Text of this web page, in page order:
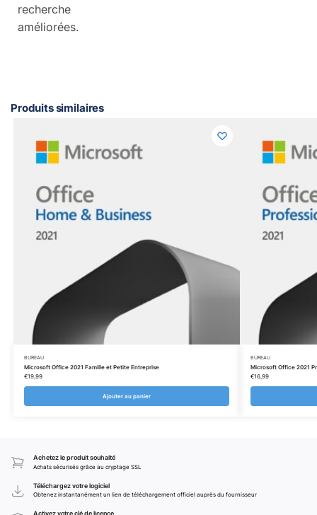
recherche
améliorées.
Produits similaires
BUREAU
Microsoft Office 2021 Famille et Petite Entreprise
€19,99
Ajouter au panier
BUREAU
Microsoft Office 2021
€16,99
Achetez le produit souhaité
Achats sécurisés grâce au cryptage SSL
Téléchargez votre logiciel
Obtenez instantanément un lien de téléchargement officiel auprès du fournisseur
Activez votre clé de licence